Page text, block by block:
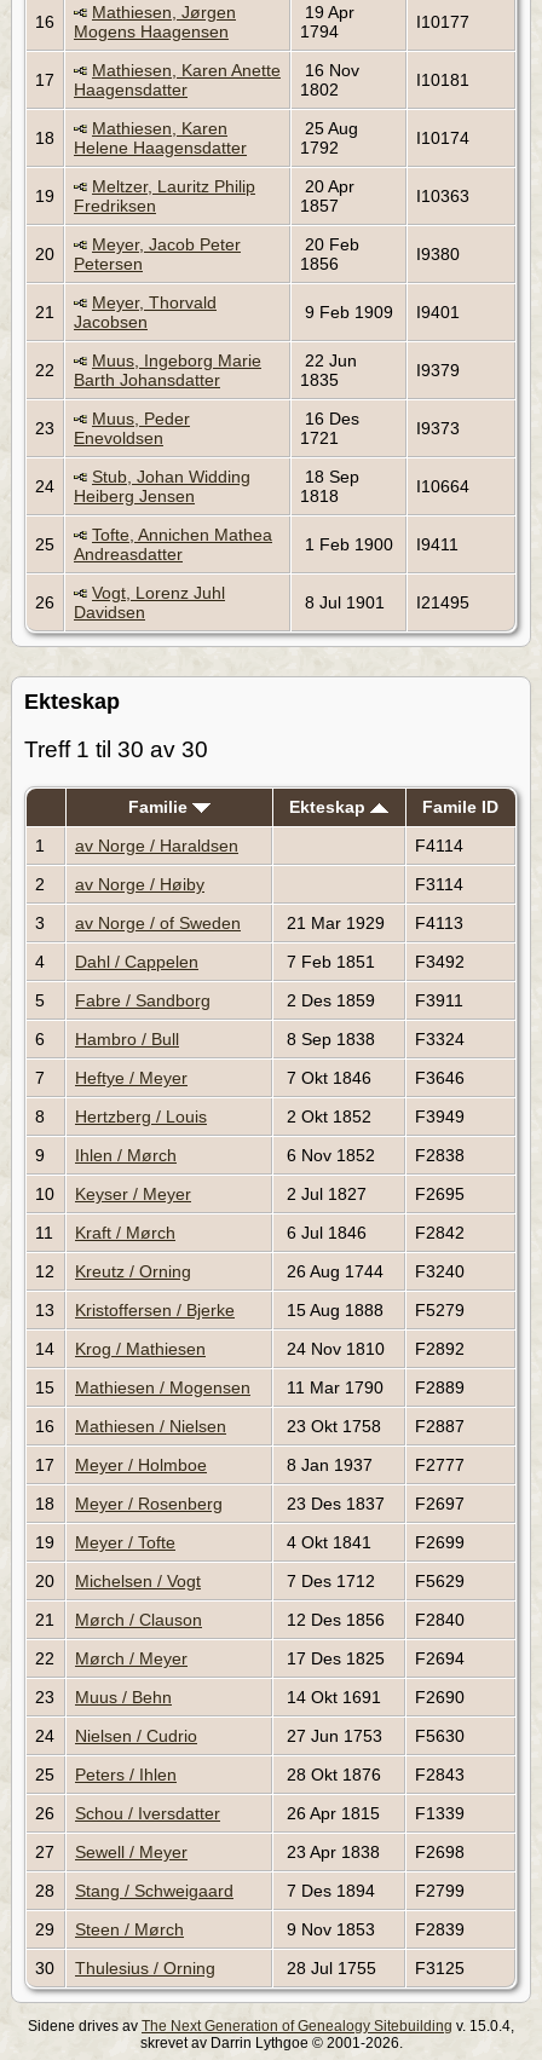
16
Mathiesen, Jørgen
Mogens Haagensen
19 Apr
1794
I10177
17
Mathiesen, Karen Anette
Haagensdatter
16 Nov
1802
I10181
18
Mathiesen, Karen
Helene Haagensdatter
25 Aug
1792
I10174
19
Meltzer, Lauritz Philip
Fredriksen
20 Apr
1857
I10363
20
Meyer, Jacob Peter
Petersen
20 Feb
1856
I9380
21
Meyer, Thorvald
Jacobsen
9 Feb 1909 I9401
22
Muus, Ingeborg Marie
Barth Johansdatter
22 Jun
1835
I9379
23
Muus, Peder
Enevoldsen
16 Des
1721
I9373
24
Stub, Johan Widding
Heiberg Jensen
18 Sep
1818
I10664
25
Tofte, Annichen Mathea
Andreasdatter
1 Feb 1900 I9411
26
Vogt, Lorenz Juhl
Davidsen
8 Jul 1901 I21495
Ekteskap
Treff 1 til 30 av 30
Familie Ekteskap
Famile ID
1
av Norge / Haraldsen
F4114
2
av Norge / Høiby
F3114
3
av Norge / of Sweden 21 Mar 1929
F4113
4
Dahl / Cappelen 7 Feb 1851
F3492
5
Fabre / Sandborg 2 Des 1859
F3911
6
Hambro / Bull 8 Sep 1838
F3324
7
Heftye / Meyer 7 Okt 1846
F3646
8
Hertzberg / Louis 2 Okt 1852
F3949
9
Ihlen / Mørch 6 Nov 1852
F2838
10
Keyser / Meyer 2 Jul 1827
F2695
11
Kraft / Mørch 6 Jul 1846
F2842
12
Kreutz / Orning 26 Aug 1744
F3240
13
Kristoffersen / Bjerke 15 Aug 1888
F5279
14
Krog / Mathiesen 24 Nov 1810
F2892
15
Mathiesen / Mogensen 11 Mar 1790
F2889
16
Mathiesen / Nielsen 23 Okt 1758
F2887
17
Meyer / Holmboe 8 Jan 1937
F2777
18
Meyer / Rosenberg 23 Des 1837
F2697
19
Meyer / Tofte 4 Okt 1841
F2699
20
Michelsen / Vogt 7 Des 1712
F5629
21
Mørch / Clauson 12 Des 1856
F2840
22
Mørch / Meyer 17 Des 1825
F2694
23
Muus / Behn 14 Okt 1691
F2690
24
Nielsen / Cudrio 27 Jun 1753
F5630
25
Peters / Ihlen 28 Okt 1876
F2843
26
Schou / Iversdatter 26 Apr 1815
F1339
27
Sewell / Meyer 23 Apr 1838
F2698
28
Stang / Schweigaard 7 Des 1894
F2799
29
Steen / Mørch 9 Nov 1853
F2839
30
Thulesius / Orning 28 Jul 1755 F3125
Sidene drives av The Next Generation of Genealogy Sitebuilding v. 15.0.4,
skrevet av Darrin Lythgoe © 2001-2026.